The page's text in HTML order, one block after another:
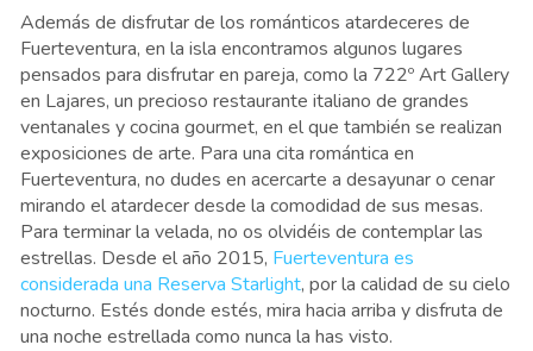
Además de disfrutar de los románticos atardeceres de
Fuerteventura, en la isla encontramos algunos lugares
pensados para disfrutar en pareja, como la 722º Art Gallery
en Lajares, un precioso restaurante italiano de grandes
ventanales y cocina gourmet, en el que también se realizan
exposiciones de arte. Para una cita romántica en
Fuerteventura, no dudes en acercarte a desayunar o cenar
mirando el atardecer desde la comodidad de sus mesas.
Para terminar la velada, no os olvidéis de contemplar las
estrellas. Desde el año 2015, Fuerteventura es
considerada una Reserva Starlight, por la calidad de su cielo
nocturno. Estés donde estés, mira hacia arriba y disfruta de
una noche estrellada como nunca la has visto.